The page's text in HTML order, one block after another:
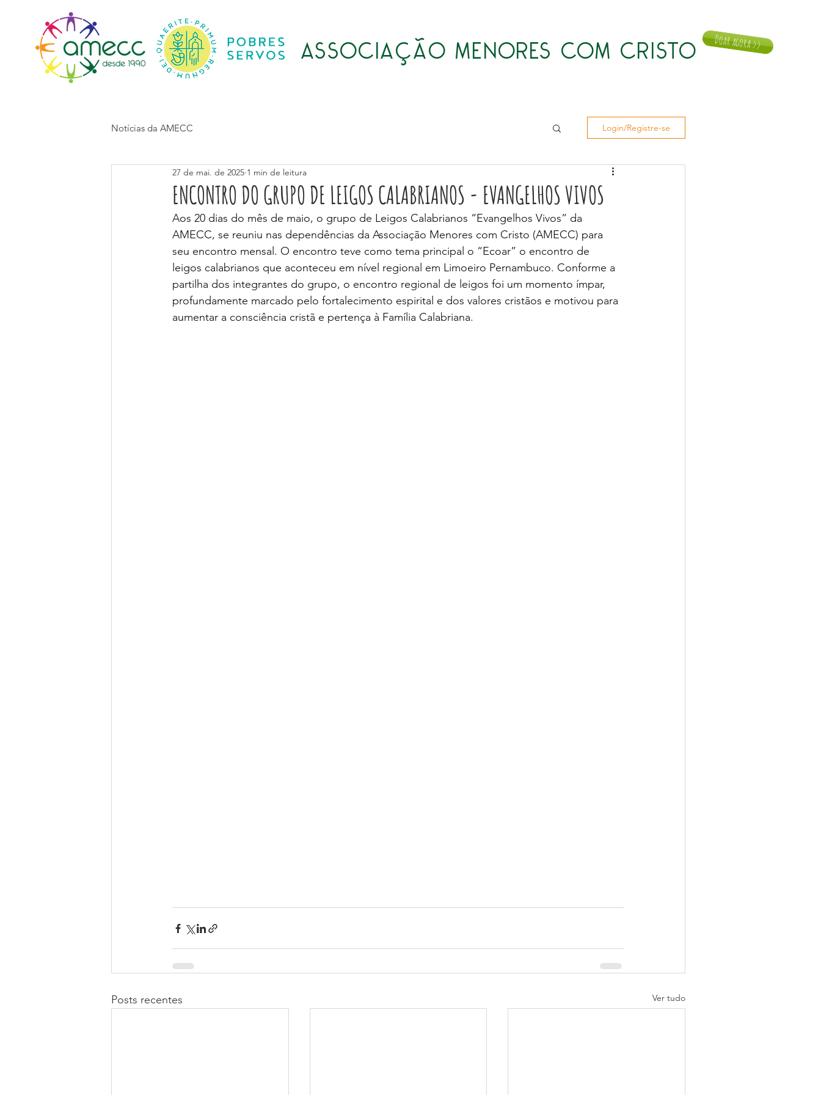
ASSOCIAÇÃO MENORES COM CRISTO Doar agora >>
Notícias da AMECC Login/Registre-se
ENCONTRO DO GRUPO DE LEIGOS CALABRIANOS - EVANGELHOS VIVOS
27 de mai. de 2025 1 min de leitura
Aos 20 dias do mês de maio, o grupo de Leigos Calabrianos “Evangelhos Vivos” da
AMECC, se reuniu nas dependências da Associação Menores com Cristo (AMECC) para
seu encontro mensal. O encontro teve como tema principal o “Ecoar” o encontro de
leigos calabrianos que aconteceu em nível regional em Limoeiro Pernambuco. Conforme a
partilha dos integrantes do grupo, o encontro regional de leigos foi um momento ímpar,
profundamente marcado pelo fortalecimento espirital e dos valores cristãos e motivou para
aumentar a consciência cristã e pertença à Família Calabriana.
Posts recentes Ver tudo